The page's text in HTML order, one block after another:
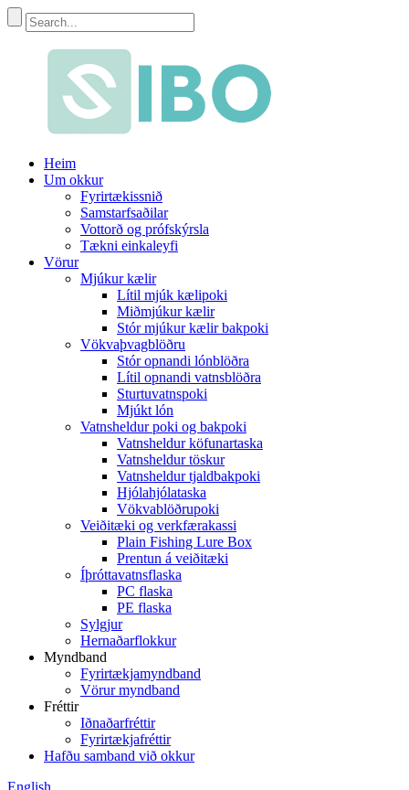
Heim
Um okkur
Fyrirtækissnið
Samstarfsaðilar
Vottorð og prófskýrsla
Tækni einkaleyfi
Vörur
Mjúkur kælir
Lítil mjúk kælipoki
Miðmjúkur kælir
Stór mjúkur kælir bakpoki
Vökvaþvagblöðru
Stór opnandi lónblöðra
Lítil opnandi vatnsblöðra
Sturtuvatnspoki
Mjúkt lón
Vatnsheldur poki og bakpoki
Vatnsheldur köfunartaska
Vatnsheldur töskur
Vatnsheldur tjaldbakpoki
Hjólahjólataska
Vökvablöðrupoki
Veiðitæki og verkfærakassi
Plain Fishing Lure Box
Prentun á veiðitæki
Íþróttavatnsflaska
PC flaska
PE flaska
Sylgjur
Hernaðarflokkur
Myndband
Fyrirtækjamyndband
Vörur myndband
Fréttir
Iðnaðarfréttir
Fyrirtækjafréttir
Hafðu samband við okkur
English